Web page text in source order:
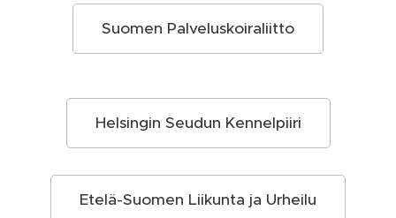
Suomen Palveluskoiraliitto
Helsingin Seudun Kennelpiiri
Etelä-Suomen Liikunta ja Urheilu